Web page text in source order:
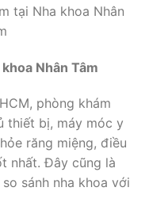
tại Nha khoa Nhân
Nhân Tâm
phòng khám
thiết bị, máy móc y
răng miệng, điều
nhất. Đây cũng là
sánh nha khoa với